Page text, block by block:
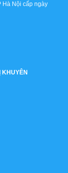
Hà Nội cấp ngày